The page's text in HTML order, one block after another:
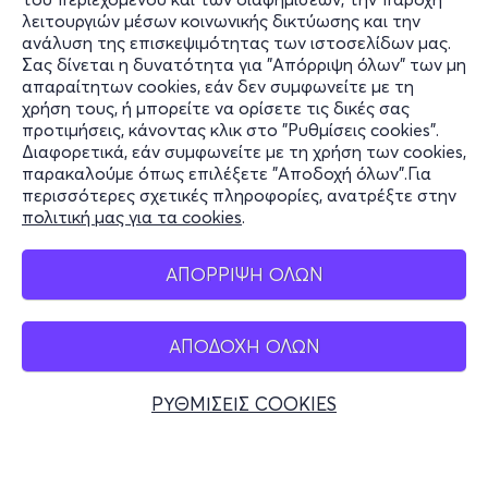
λειτουργιών μέσων κοινωνικής δικτύωσης και την
ανάλυση της επισκεψιμότητας των ιστοσελίδων μας.
Σας δίνεται η δυνατότητα για "Απόρριψη όλων" των μη
απαραίτητων cookies, εάν δεν συμφωνείτε με τη
χρήση τους, ή μπορείτε να ορίσετε τις δικές σας
προτιμήσεις, κάνοντας κλικ στο "Ρυθμίσεις cookies".
Διαφορετικά, εάν συμφωνείτε με τη χρήση των cookies,
παρακαλούμε όπως επιλέξετε "Αποδοχή όλων".Για
περισσότερες σχετικές πληροφορίες, ανατρέξτε στην
πολιτική μας για τα cookies.
ΑΠΟΡΡΙΨΗ ΟΛΩΝ
ΑΠΟΔΟΧΗ ΟΛΩΝ
ΡΥΘΜΙΣΕΙΣ COOKIES
τιμή για το πρώτο παιδί παραμένει στα 110€).
Στην περίπτωση που δικαιούστε τη συγκεκριμένη έκπτωση
συμμετοχής οι εγγραφές πραγματοποιούνται αποκλειστικά
στα ταμεία του Βασιλικού θεάτρου.
Περισσότερες πληροφορίες θα βρείτεεδώ.
Πληροφορίες
Υποστήριξη
Stay Connected
Mobile app